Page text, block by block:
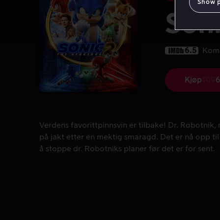
6.5
Kjøp
kr
Verdens favorittpinnsvin er tilbake! Dr.
Verdens favorittpinnsvin er tilbake! Dr. Robotnik,
på jakt etter en mektig smaragd. Det er nå opp til
å stoppe dr. Robotniks planer før det er for sent.
Show